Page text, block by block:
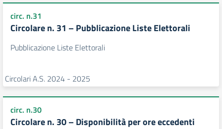
circ. n.31
Circolare n. 31 – Pubblicazione Liste Elettorali
Pubblicazione Liste Elettorali
Circolari A.S. 2024 - 2025
circ. n.30
Circolare n. 30 – Disponibilità per ore eccedenti